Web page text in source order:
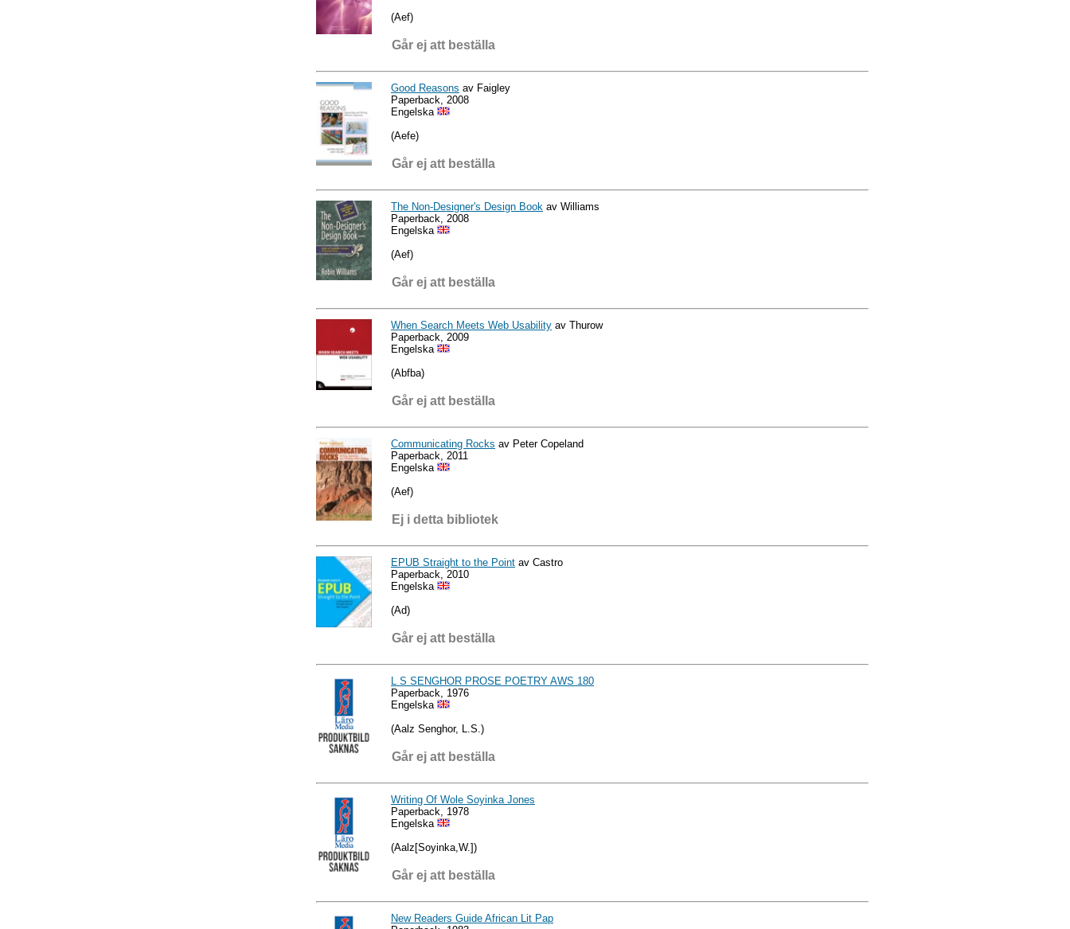
(Aef)
Går ej att beställa
Good Reasons av Faigley
Paperback, 2008
Engelska
(Aefe)
Går ej att beställa
The Non-Designer's Design Book av Williams
Paperback, 2008
Engelska
(Aef)
Går ej att beställa
When Search Meets Web Usability av Thurow
Paperback, 2009
Engelska
(Abfba)
Går ej att beställa
Communicating Rocks av Peter Copeland
Paperback, 2011
Engelska
(Aef)
Ej i detta bibliotek
EPUB Straight to the Point av Castro
Paperback, 2010
Engelska
(Ad)
Går ej att beställa
L S SENGHOR PROSE POETRY AWS 180
Paperback, 1976
Engelska
(Aalz Senghor, L.S.)
Går ej att beställa
Writing Of Wole Soyinka Jones
Paperback, 1978
Engelska
(Aalz[Soyinka,W.])
Går ej att beställa
New Readers Guide African Lit Pap